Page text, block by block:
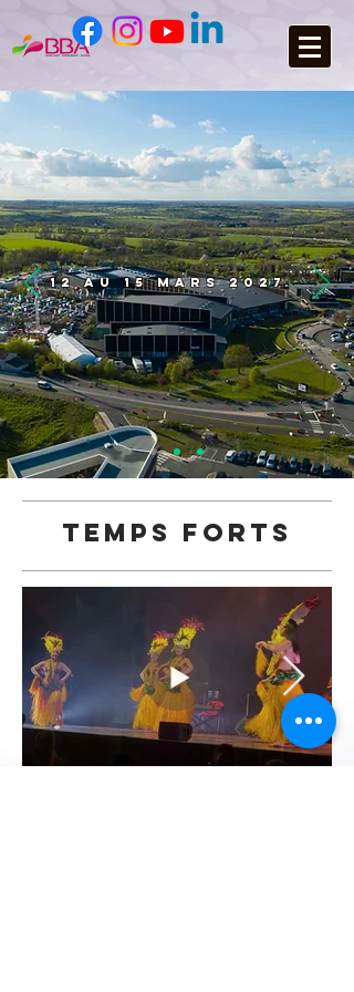
12 AU 15 MARS 2027
TEMPS FORTS